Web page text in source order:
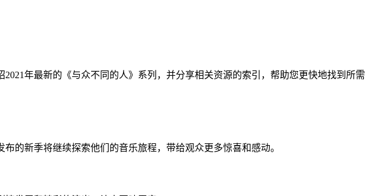
年最新的《与众不同的人》系列，并分享相关资源的索引，帮助您更快地找到所需
的新季将继续探索他们的音乐旅程，带给观众更多惊喜和感动。